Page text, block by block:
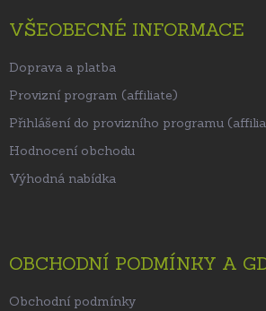
VŠEOBECNÉ INFORMACE
Doprava a platba
Provizní program (affiliate)
Přihlášení do provizního programu
Hodnocení obchodu
Výhodná nabídka
OBCHODNÍ PODMÍNKY A
Obchodní podmínky